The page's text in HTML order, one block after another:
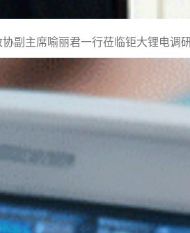
协副主席喻丽君一行莅临钜大锂电调